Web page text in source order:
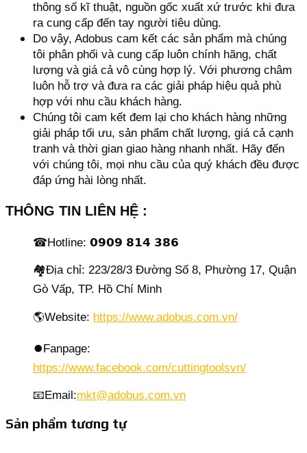
thông số kĩ thuật, nguồn gốc xuất xứ trước khi đưa
ra cung cấp đến tay người tiêu dùng.
Do vậy, Adobus cam kết các sản phẩm mà chúng
tôi phân phối và cung cấp luôn chính hãng, chất
lượng và giá cả vô cùng hợp lý. Với phương châm
luôn hỗ trợ và đưa ra các giải pháp hiệu quả phù
hợp với nhu cầu khách hàng.
Chúng tôi cam kết đem lại cho khách hàng những
giải pháp tối ưu, sản phẩm chất lượng, giá cả cạnh
tranh và thời gian giao hàng nhanh nhất. Hãy đến
với chúng tôi, mọi nhu cầu của quý khách đều được
đáp ứng hài lòng nhất.
THÔNG TIN LIÊN HỆ :
☎Hotline: 𝟬𝟵𝟬𝟵 𝟴𝟭𝟰 𝟯𝟴𝟲
🏘Địa chỉ: 223/28/3 Đường Số 8, Phường 17, Quận
Gò Vấp, TP. Hồ Chí Minh
🌎Website: https://www.adobus.com.vn/
⏺️Fanpage:
https://www.facebook.com/cuttingtoolsvn/
📧Email:mkt@adobus.com.vn
Sản phẩm tương tự